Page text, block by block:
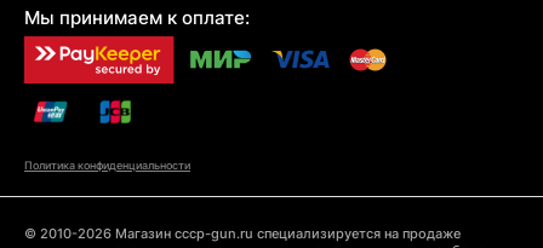
Мы принимаем к оплате:
Политика конфиденциальности
© 2010-2026 Магазин cccp-gun.ru специализируется на продаже